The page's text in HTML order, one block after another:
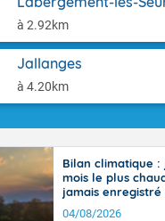
à 2.92km
Jallanges
à 4.20km
Garonne.
ensoleillée,
une
tramontane
midi,
avec
Du nord de
dans
Bilan climatique :
mois le plus
jamais enregistré
04/08/2026